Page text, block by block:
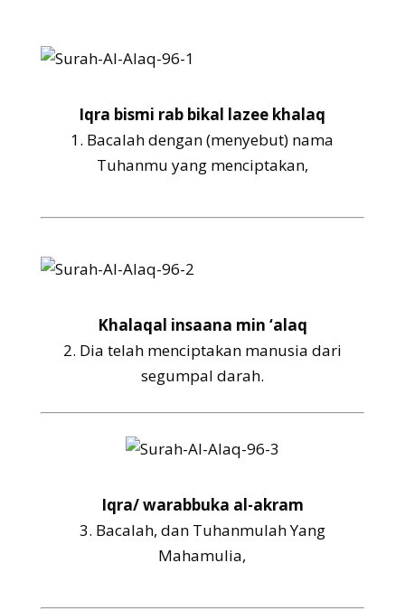
Iqra bismi rab bikal lazee khalaq
1. Bacalah dengan (menyebut) nama
Tuhanmu yang menciptakan,
Khalaqal insaana min ‘alaq
2. Dia telah menciptakan manusia dari
segumpal darah.
Iqra/ warabbuka al-akram
3. Bacalah, dan Tuhanmulah Yang
Mahamulia,